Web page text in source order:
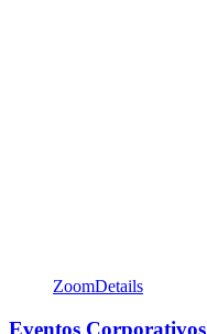
ZoomDetails
Eventos Corporativos